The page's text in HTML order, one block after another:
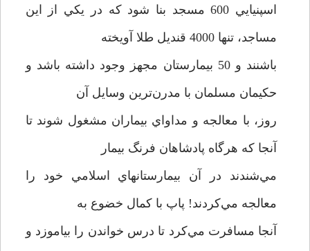
اسپنيايي 600 مسجد بنا شود که در يکي از اين
مساجد، تنها 4000 قنديل طلا آويخته
باشنند و 50 بيمارستان مجهز وجود داشته باشد و
حکيمان مسلمان با مدرن‌ترين وسايل آن
روز، با معالجه و مداواي بيماران مشغول شوند تا
آنجا که هرگاه پادشاهان فرنگ بيمار
مي‌شندند در آن بيمارستانهاي اسلامي خود را
معالجه مي‌کردند! پاپ با کمال خضوع به
آنجا مسافرت مي‌کرد تا درس خواندن را بياموزد و